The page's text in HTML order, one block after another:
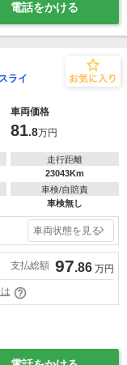
電話をかける
ライ
車両価格
81.8万円
走行距離
23043Km
車検/自賠責
車検無し
車両状態を見る
支払総額 97.86 万円